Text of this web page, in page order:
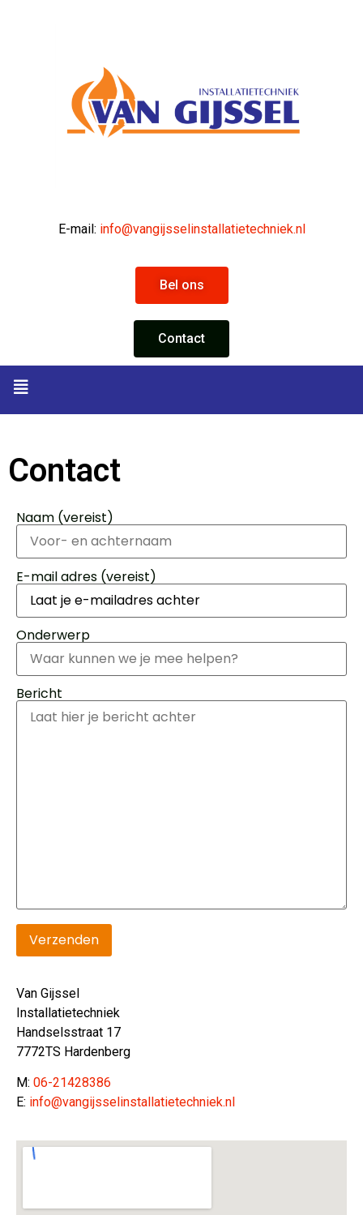
E-mail: info@vangijsselinstallatietechniek.nl
Bel ons
Contact
Contact
Naam (vereist)
E-mail adres (vereist)
Onderwerp
Bericht
Van Gijssel
Installatietechniek
Handselsstraat 17
7772TS Hardenberg
M: 06-21428386
E: info@vangijsselinstallatietechniek.nl